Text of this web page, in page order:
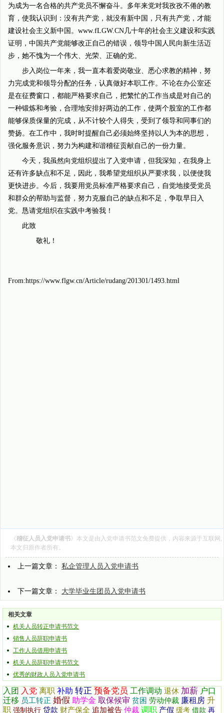
为成为一名合格的共产党员不懈奋斗。多年来党对我孜孜不倦的教
育，使我认识到：没有共产党，就没有新中国，只有共产党，才能
建设社会主义新中国。www.fLGW.CN几十年的社会主义建设和实践
证明，中国共产党能够改正自己的错误，领导中国人民向新生活迈
步，她不愧为一个伟大、光荣、正确的党。
步入岗位一年来，我一直本着爱岗敬业、悉心求教的精神，努
力完成党和领导分配的任务，认真做好本职工作。不论在办公室还
是在征费窗口，都能严格要求自己，把繁忙的工作当成是对自己的
一种锻炼和考验，合理地安排好两边的工作，使两个股室的工作都
能够保质保量的完成，从不计较个人得失，受到了领导和同事们的
赞扬。在工作中，我时时提醒自己必须始终坚持以人为本的思想，
强化服务意识，努力为构建和谐稽征贡献自己的一份力量。
今天，我虽然向党组织提出了入党申请，但我深知，在我身上
还有许多缺点和不足，因此，我希望党组织从严要求我，以便使我
更快进步。今后，我要用党员标准严格要求自己，自觉地接受党员
和群众的帮助与监督，努力克服自己的缺点和不足，争取早日入
党。恳请党组织在实践中考验我！
此致
敬礼！
From:https://www.flgw.cn/Article/rudang/201301/1493.html
《稽征人员入党申请书》本文是由 入党申请书范文免费提供，内容来源于互联网,
本文归原作者所有。
上一篇文章： 私企管理人员入党申请书
下一篇文章： 大学毕业生团员入党申请书
相关文章
机关人员转正申请书范文
销售人员辞职申请书
工作人员借用申请书
机关人员辞职申请书范文
优秀的财政人员入党申请书
入团 入党 离职 补助 转正 预备党员 工作调动 退休 加薪 户口
迁移 员工转正 婚假 助学金 取保候审 贫困 劳动仲裁 廉租房 升
职 强制执行 贷款 财产保全 追加被告 仲裁 调职 产假 缓考 借款 再